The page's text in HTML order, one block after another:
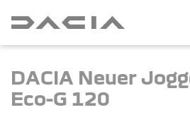
DACIA Neuer
Eco-G 120